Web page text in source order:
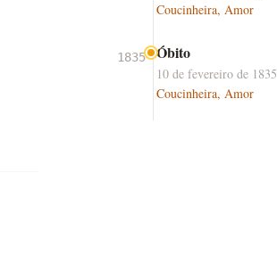
Coucinheira, Amor
1835 Óbito
10 de fevereiro de 1835
Coucinheira, Amor